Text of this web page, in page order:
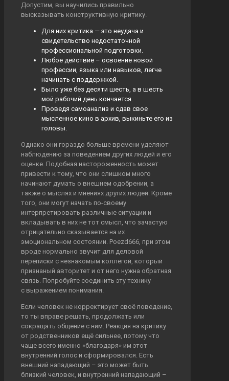
Допустим, вы научились правильно
высказывать конструктивную критику.
Для них критика — это неудача и
свидетельство недостаточной
профессиональной подготовки.
Любое действие – освоение новой
профессии, языка или навыков, легче
начинать с поддержкой.
Было уже без десяти шесть, а в шесть
мой рабочий день кончается.
Проведя самоанализ и сдав свое
мысленное кино в архив, выкиньте его из
головы.
Однако они гораздо больше времени уделяют
наблюдению за поведением других людей и его
оценке. Подобная настороженность может
привести к тому, что они слишком много
начинают думать о внешнем одобрении, а
также о мыслях и мнениях других людей. Кроме
того, они могут начать по-своему
интерпретировать различные ситуации и
вкладывать в них не тот смысл, что зачастую
отрицательно сказывается на их
эмоциональном состоянии. Poezd666, при этом
вроде нормально звучит для деловой
переписки с незнакомым коллегой, который
признаный авторитет и от него нужна обратная
связь. Попробуйте соединить эту технику
с выражением понимания.
Если человек не корректирует своё поведение,
то ты вправе решать, продолжать или
сокращать общение с ним. Реакция на критику
от родственников ещё сильнее, потому что
чаще всего именно «благодаря» им этот
внутренний голос и сформировался. Есть
внешний нападающий – это может быть
близкий человек, и внутренний нападающий –